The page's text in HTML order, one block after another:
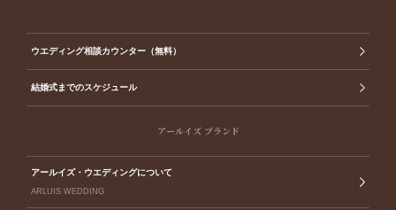
ウエディング相談カウンター（無料）
結婚式までのスケジュール
アールイズ ブランド
アールイズ・ウエディングについて
ARLUIS WEDDING